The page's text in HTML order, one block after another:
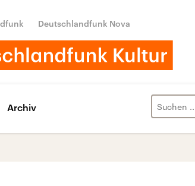
Deutschlandfunk Nova
Archiv